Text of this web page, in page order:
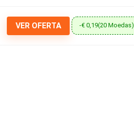
VER OFERTA -€ 0,19(20 Moedas)